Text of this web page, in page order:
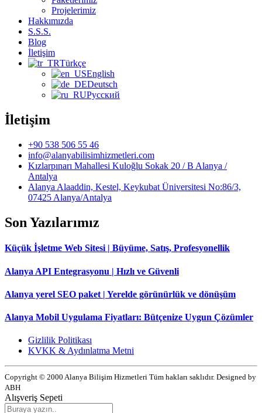
Projelerimiz
Hakkımızda
S.S.S.
Blog
İletişim
Türkçe
English
Deutsch
Русский
İletişim
+90 538 506 55 46
info@alanyabilisimhizmetleri.com
Kızlarpınarı Mahallesi Kuloğlu Sokak 20 / B Alanya /
Antalya
Alanya Alaaddin, Kestel, Keykubat Üniversitesi No:86/3,
07425 Alanya/Antalya
Son Yazılarımız
Küçük İşletme Web Sitesi | Büyüme, Satış, Profesyonellik
Alanya API Entegrasyonu | Hızlı ve Güvenli
Alanya yerel SEO paket | Yerelde görünürlük ve dönüşüm
Alanya Mobil Uygulama Fiyatları: Bütçenize Uygun Çözümler
Gizlilik Politikası
KVKK & Aydınlatma Metni
Copyright © 2000 Alanya Bilişim Hizmetleri Tüm hakları saklıdır. Designed by
ABH
Alışveriş Sepeti